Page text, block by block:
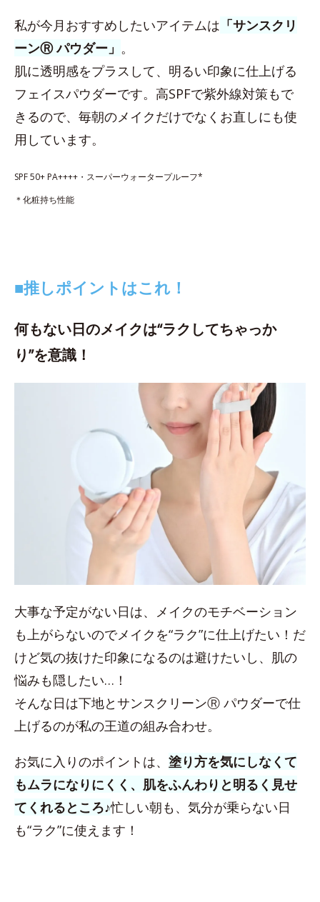
私が今月おすすめしたいアイテムは 「サンスクリ
ーンⓇ パウダー」 。
肌に透明感をプラスして、明るい印象に仕上げる
フェイスパウダーです。高SPFで紫外線対策もで
きるので、毎朝のメイクだけでなくお直しにも使
用しています。
SPF 50+ PA++++・スーパーウォータープルーフ*
＊化粧持ち性能
■推しポイントはこれ！
何もない日のメイクは“ラクしてちゃっか
り”を意識！
大事な予定がない日は、メイクのモチベーション
も上がらないのでメイクを“ラク”に仕上げたい！だ
けど気の抜けた印象になるのは避けたいし、肌の
悩みも隠したい…！
そんな日は下地とサンスクリーンⓇ パウダーで仕
上げるのが私の王道の組み合わせ。
お気に入りのポイントは、 塗り方を気にしなくて
もムラになりにくく、肌をふんわりと明るく見せ
てくれるところ♪忙しい朝も、気分が乗らない日
も“ラク”に使えます！